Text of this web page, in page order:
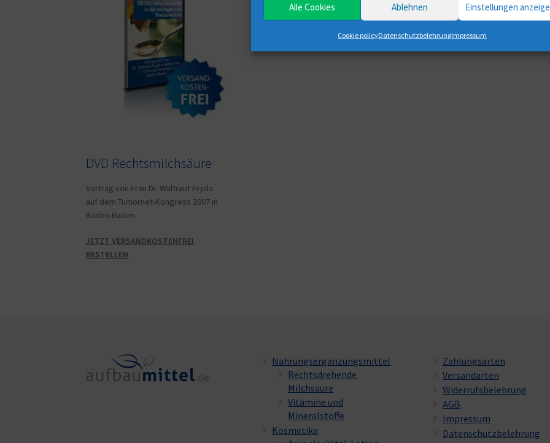
Alle Cookies Ablehnen Einstellungen
Cookie policyDatenschutzbelehrungImpressum
DVD Rechtsmilchsäure
Vortrag von Frau Dr. Waltraut Fryda
auf dem Tumornet-Kongress 2007 in
Baden-Baden
JETZT VERSANDKOSTENFREI
BESTELLEN
Nahrungsergänzungsmittel
Rechtsdrehende
Milchsäure
Vitamine und
Mineralstoffe
Kosmetika
Zahlungsarten
Versandarten
Widerrufsbelehrung
AGB
Impressum
Datenschutzbelehrung